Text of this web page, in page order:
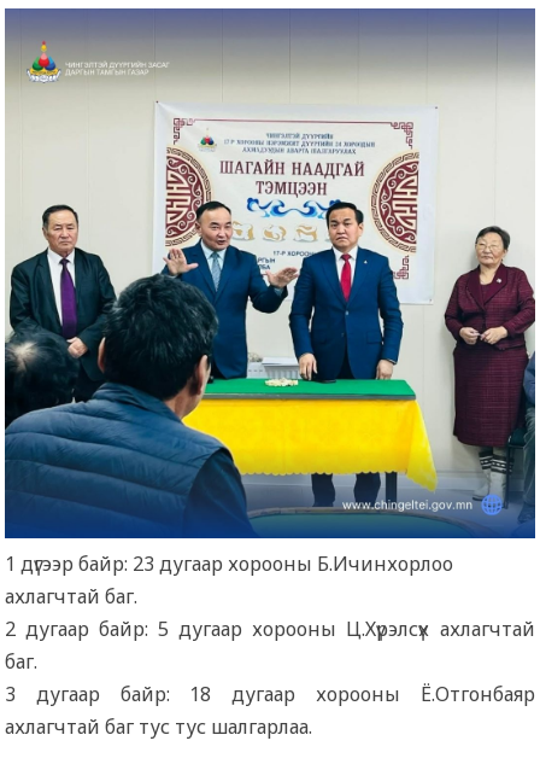
1 дүгээр байр: 23 дугаар хорооны Б.Ичинхорлоо
ахлагчтай баг.
2 дугаар байр: 5 дугаар хорооны Ц.Хүрэлсүх ахлагчтай
баг.
3 дугаар байр: 18 дугаар хорооны Ё.Отгонбаяр
ахлагчтай баг тус тус шалгарлаа.